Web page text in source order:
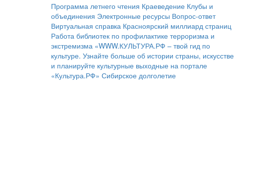
Программа летнего чтения Краеведение Клубы и
объединения Электронные ресурсы Вопрос-ответ
Виртуальная справка Красноярский миллиард страниц
Работа библиотек по профилактике терроризма и
экстремизма «WWW.КУЛЬТУРА.РФ – твой гид по
культуре. Узнайте больше об истории страны, искусстве
и планируйте культурные выходные на портале
«Культура.РФ» Сибирское долголетие